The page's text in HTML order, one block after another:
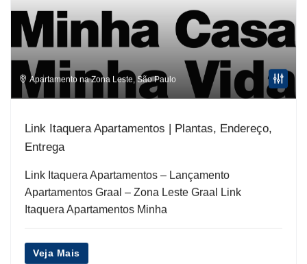
Apartamento na Zona Leste,São Paulo
Link Itaquera Apartamentos | Plantas, Endereço,
Entrega
Link Itaquera Apartamentos – Lançamento
Apartamentos Graal – Zona Leste Graal Link
Itaquera Apartamentos Minha
Veja Mais